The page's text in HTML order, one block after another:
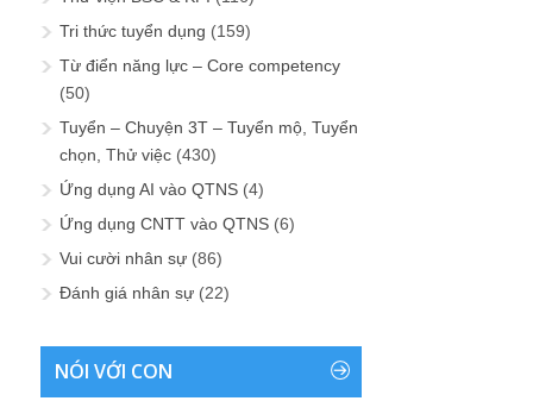
Tri thức tuyển dụng (159)
Từ điển năng lực – Core competency
(50)
Tuyển – Chuyện 3T – Tuyển mộ, Tuyển
chọn, Thử việc (430)
Ứng dụng AI vào QTNS (4)
Ứng dụng CNTT vào QTNS (6)
Vui cười nhân sự (86)
Đánh giá nhân sự (22)
NÓI VỚI CON